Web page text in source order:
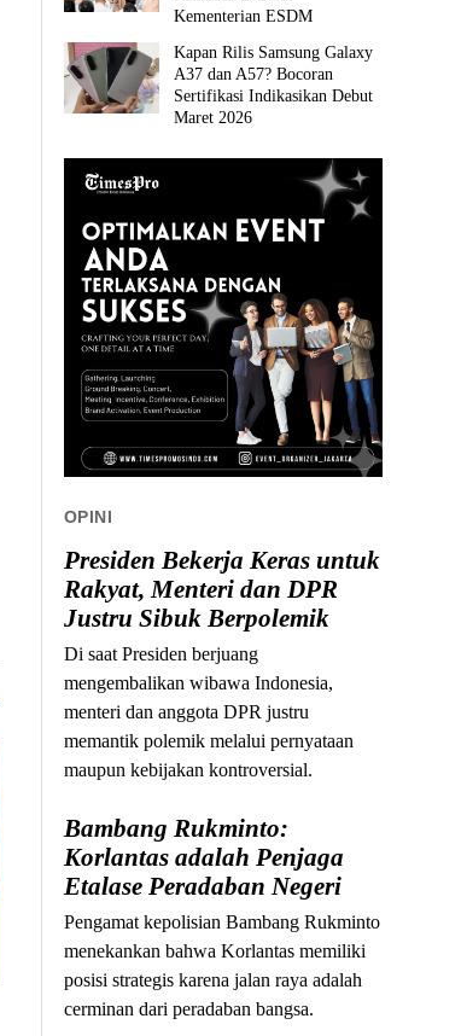
Kementerian ESDM
Kapan Rilis Samsung Galaxy
A37 dan A57? Bocoran
Sertifikasi Indikasikan Debut
Maret 2026
OPINI
Presiden Bekerja Keras untuk
Rakyat, Menteri dan DPR
Justru Sibuk Berpolemik
Di saat Presiden berjuang
mengembalikan wibawa Indonesia,
menteri dan anggota DPR justru
memantik polemik melalui pernyataan
maupun kebijakan kontroversial.
Bambang Rukminto:
Korlantas adalah Penjaga
Etalase Peradaban Negeri
Pengamat kepolisian Bambang Rukminto
menekankan bahwa Korlantas memiliki
posisi strategis karena jalan raya adalah
cerminan dari peradaban bangsa.